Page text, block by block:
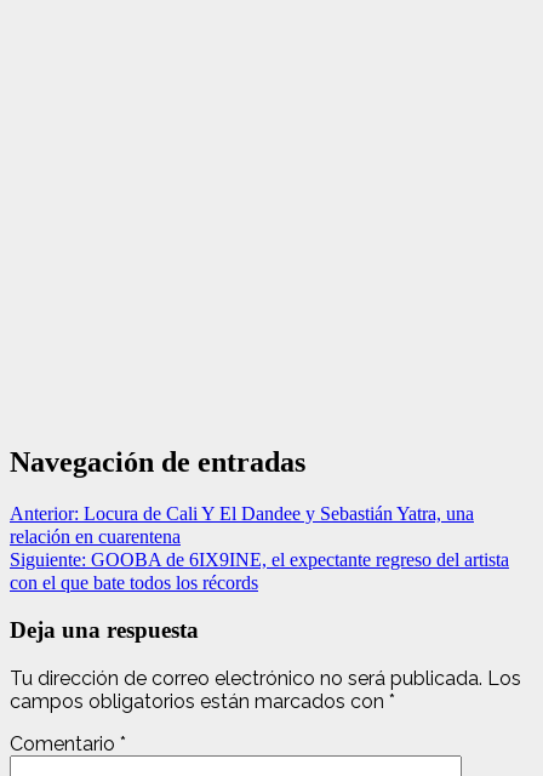
Navegación de entradas
Anterior: Locura de Cali Y El Dandee y Sebastián Yatra, una
relación en cuarentena
Siguiente: GOOBA de 6IX9INE, el expectante regreso del artista
con el que bate todos los récords
Deja una respuesta
Tu dirección de correo electrónico no será publicada. Los
campos obligatorios están marcados con *
Comentario *